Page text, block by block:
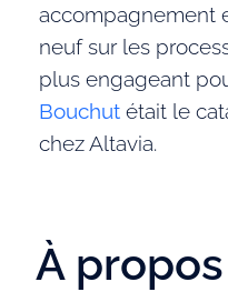
accompagnement
neuf sur les
plus engageant
Bouchutétait le
chez Altavia.
À